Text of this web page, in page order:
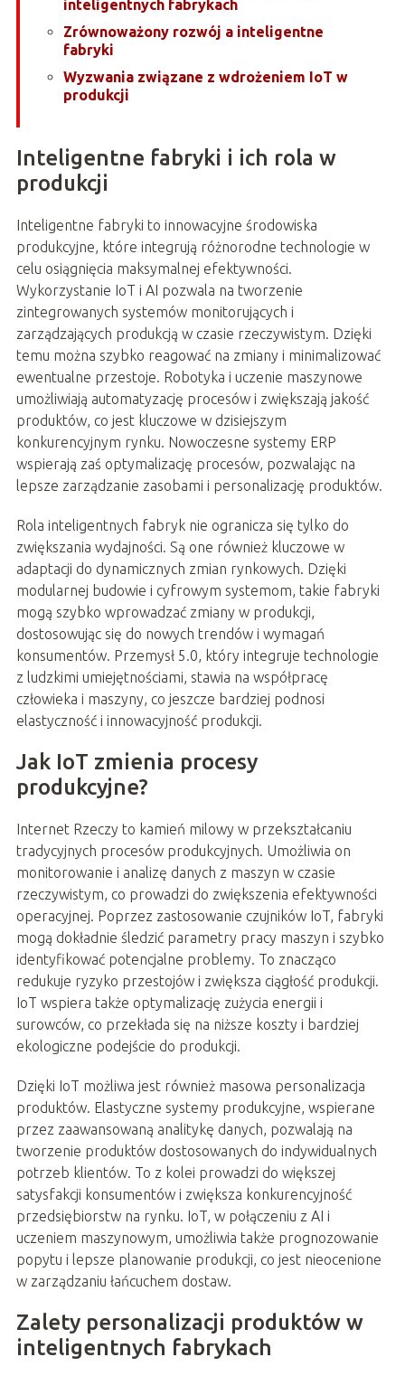
inteligentnych fabrykach
Zrównoważony rozwój a inteligentne
fabryki
Wyzwania związane z wdrożeniem IoT w
produkcji
Inteligentne fabryki i ich rola w
produkcji
Inteligentne fabryki to innowacyjne środowiska
produkcyjne, które integrują różnorodne technologie w
celu osiągnięcia maksymalnej efektywności.
Wykorzystanie IoT i AI pozwala na tworzenie
zintegrowanych systemów monitorujących i
zarządzających produkcją w czasie rzeczywistym. Dzięki
temu można szybko reagować na zmiany i minimalizować
ewentualne przestoje. Robotyka i uczenie maszynowe
umożliwiają automatyzację procesów i zwiększają jakość
produktów, co jest kluczowe w dzisiejszym
konkurencyjnym rynku. Nowoczesne systemy ERP
wspierają zaś optymalizację procesów, pozwalając na
lepsze zarządzanie zasobami i personalizację produktów.
Rola inteligentnych fabryk nie ogranicza się tylko do
zwiększania wydajności. Są one również kluczowe w
adaptacji do dynamicznych zmian rynkowych. Dzięki
modularnej budowie i cyfrowym systemom, takie fabryki
mogą szybko wprowadzać zmiany w produkcji,
dostosowując się do nowych trendów i wymagań
konsumentów. Przemysł 5.0, który integruje technologie
z ludzkimi umiejętnościami, stawia na współpracę
człowieka i maszyny, co jeszcze bardziej podnosi
elastyczność i innowacyjność produkcji.
Jak IoT zmienia procesy
produkcyjne?
Internet Rzeczy to kamień milowy w przekształcaniu
tradycyjnych procesów produkcyjnych. Umożliwia on
monitorowanie i analizę danych z maszyn w czasie
rzeczywistym, co prowadzi do zwiększenia efektywności
operacyjnej. Poprzez zastosowanie czujników IoT, fabryki
mogą dokładnie śledzić parametry pracy maszyn i szybko
identyfikować potencjalne problemy. To znacząco
redukuje ryzyko przestojów i zwiększa ciągłość produkcji.
IoT wspiera także optymalizację zużycia energii i
surowców, co przekłada się na niższe koszty i bardziej
ekologiczne podejście do produkcji.
Dzięki IoT możliwa jest również masowa personalizacja
produktów. Elastyczne systemy produkcyjne, wspierane
przez zaawansowaną analitykę danych, pozwalają na
tworzenie produktów dostosowanych do indywidualnych
potrzeb klientów. To z kolei prowadzi do większej
satysfakcji konsumentów i zwiększa konkurencyjność
przedsiębiorstw na rynku. IoT, w połączeniu z AI i
uczeniem maszynowym, umożliwia także prognozowanie
popytu i lepsze planowanie produkcji, co jest nieocenione
w zarządzaniu łańcuchem dostaw.
Zalety personalizacji produktów w
inteligentnych fabrykach